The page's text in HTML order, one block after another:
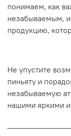
понимаем, как
незабываемым, и
продукцию,
Не упустите
пиньяту и
незабываемую
нашими яркими